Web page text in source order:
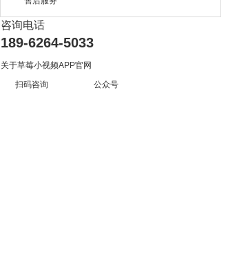
咨询电话
189-6264-5033
关于草莓小视频APP官网
扫码咨询 公众号